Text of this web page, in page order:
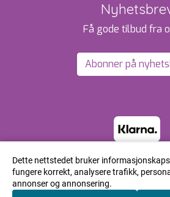
Få gode tilbud fra
Abonner på
Dette nettstedet bruker
fungere korrekt, analysere trafikk,
annonser og annonsering.